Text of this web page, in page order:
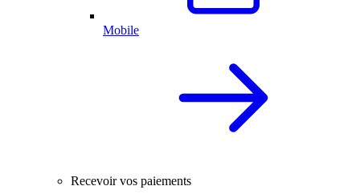
Mobile
Recevoir vos paiements